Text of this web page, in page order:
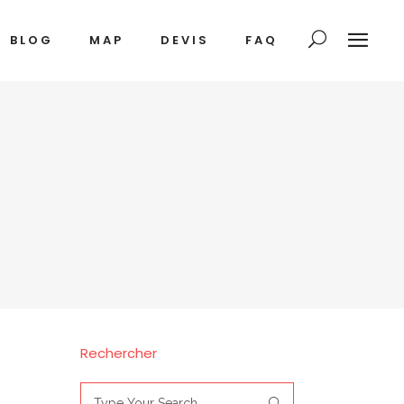
BLOG MAP DEVIS FAQ
Rechercher